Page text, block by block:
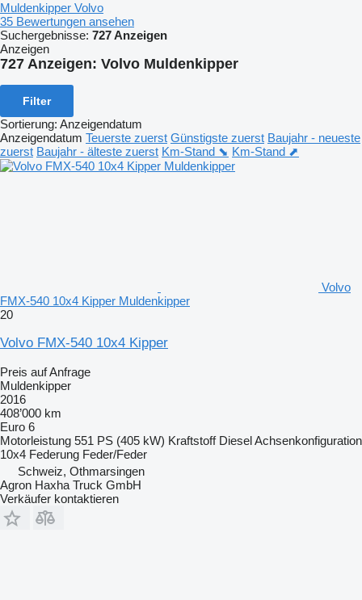
Muldenkipper Volvo
35 Bewertungen ansehen
Suchergebnisse: 727 Anzeigen
Anzeigen
727 Anzeigen: Volvo Muldenkipper
Filter
Sortierung: Anzeigendatum
Anzeigendatum Teuerste zuerst Günstigste zuerst Baujahr - neueste
zuerst Baujahr - älteste zuerst Km-Stand ⬊ Km-Stand ⬈
Volvo
FMX-540 10x4 Kipper Muldenkipper
20
Volvo FMX-540 10x4 Kipper
Preis auf Anfrage
Muldenkipper
2016
408’000 km
Euro 6
Motorleistung 551 PS (405 kW) Kraftstoff DieselAchsenkonfiguration
10x4 Federung Feder/Feder
Schweiz, Othmarsingen
Agron Haxha Truck GmbH
Verkäufer kontaktieren